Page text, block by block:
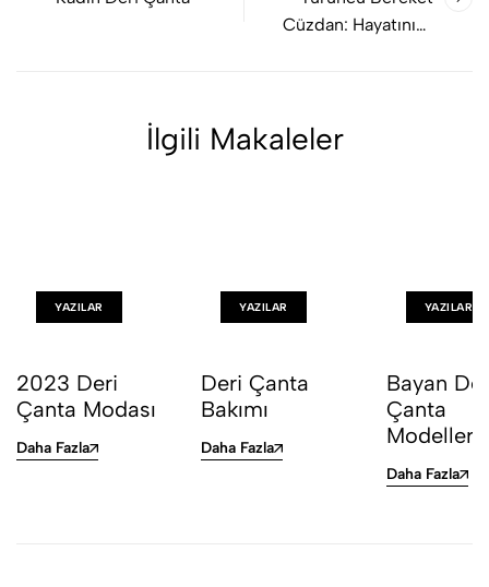
Cüzdan: Hayatınıza
İlgili Makaleler
YAZILAR
2023 Deri
Çanta Modası
Daha Fazla
YAZILAR
Deri Çanta
Bakımı
Daha Fazla
YAZILAR
Bayan
Çanta
Modelleri
Daha Fazla